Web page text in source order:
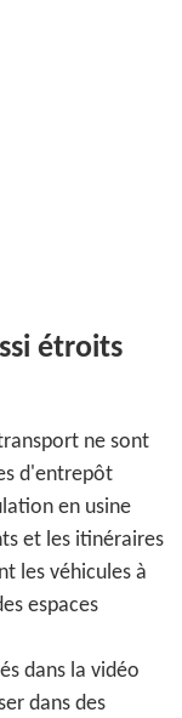
étroits
ne sont
d'entrepôt
en usine
et les itinéraires
les véhicules à
espaces
dans la vidéo
dans des